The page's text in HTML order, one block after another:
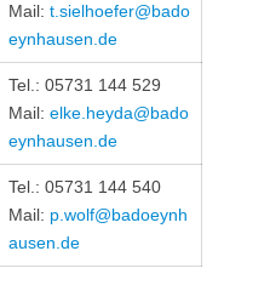
Mail: t.sielhoefer@​bado
eynhausen.de
Tel.: 05731 144 529
Mail: elke.heyda@​bado
eynhausen.de
Tel.: 05731 144 540
Mail: p.wolf@​badoeynh
ausen.de